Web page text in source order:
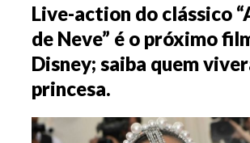
Live-action do clássico
de Neve” é o próximo
Disney; saiba quem
princesa.